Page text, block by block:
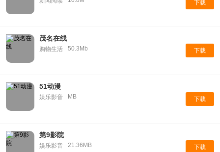
下载
茂名在线
购物生活 50.3Mb 下载
51动漫
娱乐影音 MB 下载
第9影院
娱乐影音 21.36MB 下载